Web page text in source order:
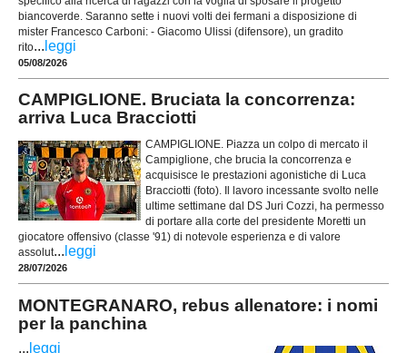
biancoverde. Saranno sette i nuovi volti dei fermani a disposizione di
mister Francesco Carboni: - Giacomo Ulissi (difensore), un gradito
rito... leggi
05/08/2026
CAMPIGLIONE. Bruciata la concorrenza:
arriva Luca Bracciotti
CAMPIGLIONE. Piazza un colpo di mercato il
Campiglione, che brucia la concorrenza e
acquisisce le prestazioni agonistiche di Luca
Bracciotti (foto). Il lavoro incessante svolto nelle
ultime settimane dal DS Juri Cozzi, ha permesso
di portare alla corte del presidente Moretti un
giocatore offensivo (classe '91) di notevole esperienza e di valore
assolut... leggi
28/07/2026
MONTEGRANARO, rebus allenatore: i nomi
per la panchina
... leggi